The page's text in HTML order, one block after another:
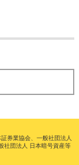
券業協会、一般社団法人
社団法人 日本暗号資産等